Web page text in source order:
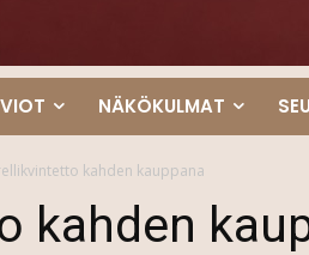
NÄKÖKULMAT
kahden kauppana
kahden